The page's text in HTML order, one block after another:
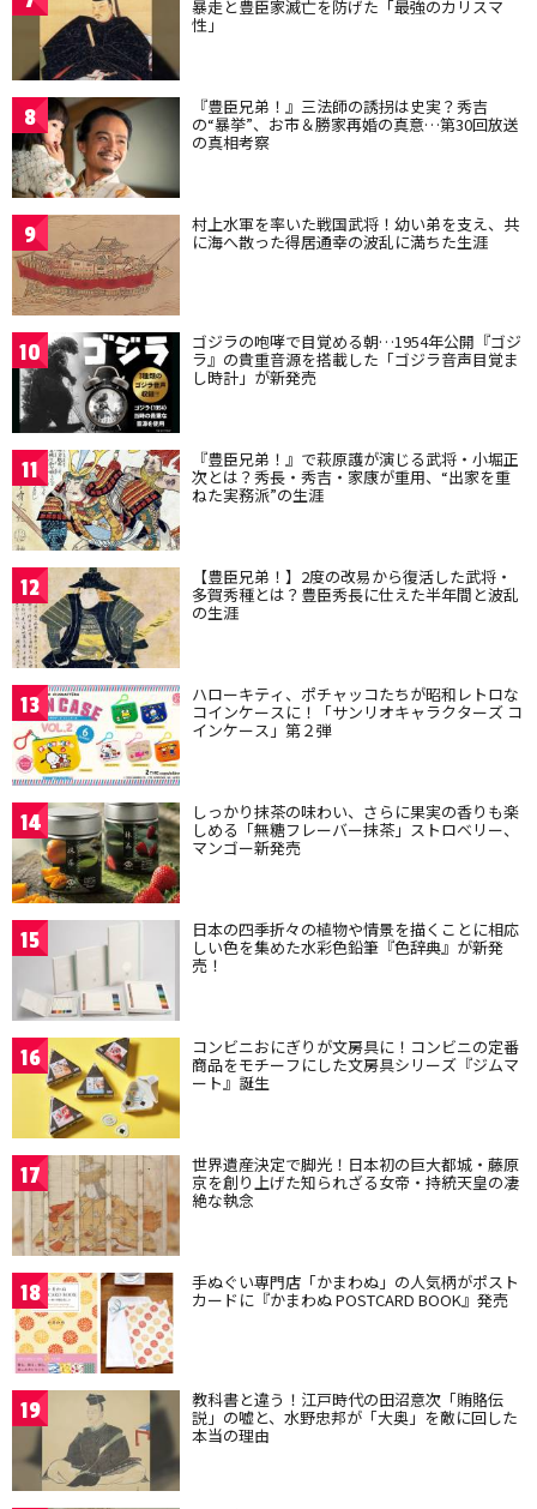
暴走と豊臣家滅亡を防げた「最強のカリスマ
性」
8 『豊臣兄弟！』三法師の誘拐は史実？秀吉
の“暴挙”、お市＆勝家再婚の真意…第30回放送
の真相考察
9 村上水軍を率いた戦国武将！幼い弟を支え、共
に海へ散った得居通幸の波乱に満ちた生涯
10 ゴジラの咆哮で目覚める朝…1954年公開『ゴジ
ラ』の貴重音源を搭載した「ゴジラ音声目覚ま
し時計」が新発売
11 『豊臣兄弟！』で萩原護が演じる武将・小堀正
次とは？秀長・秀吉・家康が重用、“出家を重
ねた実務派”の生涯
12 【豊臣兄弟！】2度の改易から復活した武将・
多賀秀種とは？豊臣秀長に仕えた半年間と波乱
の生涯
13 ハローキティ、ポチャッコたちが昭和レトロな
コインケースに！「サンリオキャラクターズ コ
インケース」第２弾
14 しっかり抹茶の味わい、さらに果実の香りも楽
しめる「無糖フレーバー抹茶」ストロベリー、
マンゴー新発売
15 日本の四季折々の植物や情景を描くことに相応
しい色を集めた水彩色鉛筆『色辞典』が新発
売！
16 コンビニおにぎりが文房具に！コンビニの定番
商品をモチーフにした文房具シリーズ『ジムマ
ート』誕生
17 世界遺産決定で脚光！日本初の巨大都城・藤原
京を創り上げた知られざる女帝・持統天皇の凄
絶な執念
18 手ぬぐい専門店「かまわぬ」の人気柄がポスト
カードに『かまわぬ POSTCARD BOOK』発売
19 教科書と違う！江戸時代の田沼意次「賄賂伝
説」の嘘と、水野忠邦が「大奥」を敵に回した
本当の理由